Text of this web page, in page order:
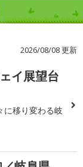
2026/08/08 更新
イ展望台
に移り変わる岐